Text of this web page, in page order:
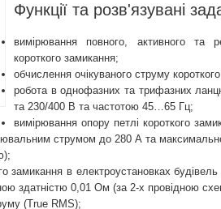
Функції та розв'язувані
вимірювання повного, активного та
короткого замикання;
обчислення очікуваного струму
робота в однофазних та трифазних
та 230/400 В та частотою 45…65 Гц;
вимірювання опору петлі короткого
струмом до 280 А та
замикання в електроустановках
здатністю 0,01 Ом (за 2-х провідною
(True RMS);